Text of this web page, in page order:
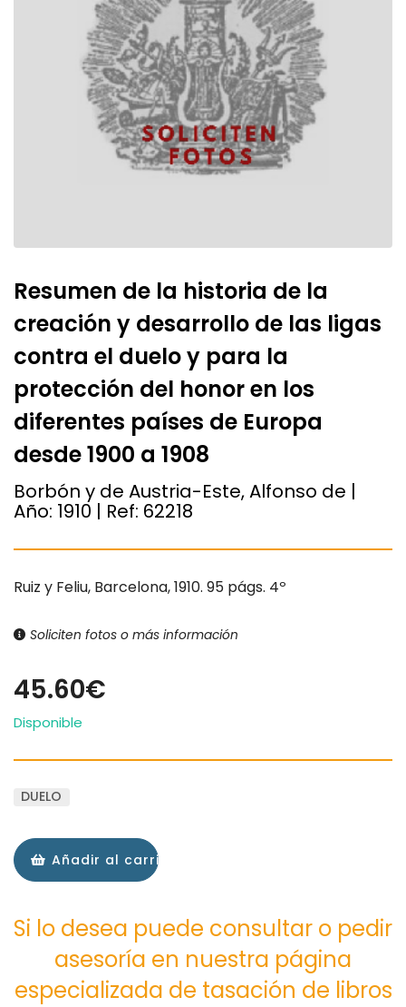
Resumen de la historia de la
creación y desarrollo de las ligas
contra el duelo y para la
protección del honor en los
diferentes países de Europa
desde 1900 a 1908
Borbón y de Austria-Este, Alfonso de |
Año: 1910 | Ref: 62218
Ruiz y Feliu, Barcelona, 1910. 95 págs. 4º
Soliciten fotos o más información
45.60€
Disponible
DUELO
Añadir al carrito
Si lo desea puede consultar o pedir
asesoría en nuestra página
especializada de tasación de libros